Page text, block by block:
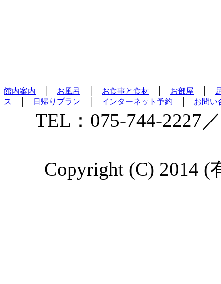
館内案内 お風呂 お食事と食材 お部屋
ス
日帰りプラン インターネット予約 お問い
TEL：075-744-2227
Copyright (C) 2014 (